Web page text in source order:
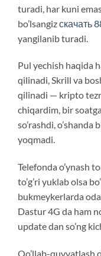
turadi, har kuni
bo’lsangizскачать
yangilanib turadi.
Pul yechish haqida
qilinadi, Skrill va
qilinadi — kripto
chiqardim, bir
so’rashdi,
yoqmadi.
Telefonda o’ynash
to’g’ri yuklab olsa
bukmeykerlarda
Dastur 4G da ham
update dan so’ng
Qo’llab-quvvatlash